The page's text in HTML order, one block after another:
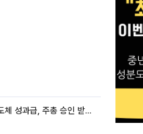
김정관 장관 “반도체 성과급, 주총 승인 받도록”…상법·자본시장법 개정 시사